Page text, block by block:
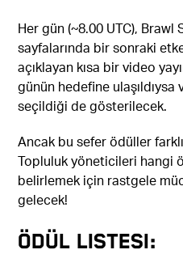
Her gün (~8.00 UTC), Brawl
sayfalarında bir sonraki
açıklayan kısa bir video
günün hedefine
seçildiği de gösterilecek.
Ancak bu sefer ödüller
Topluluk yöneticileri hangi
belirlemek için rastgele
gelecek!
Ödül listesi: